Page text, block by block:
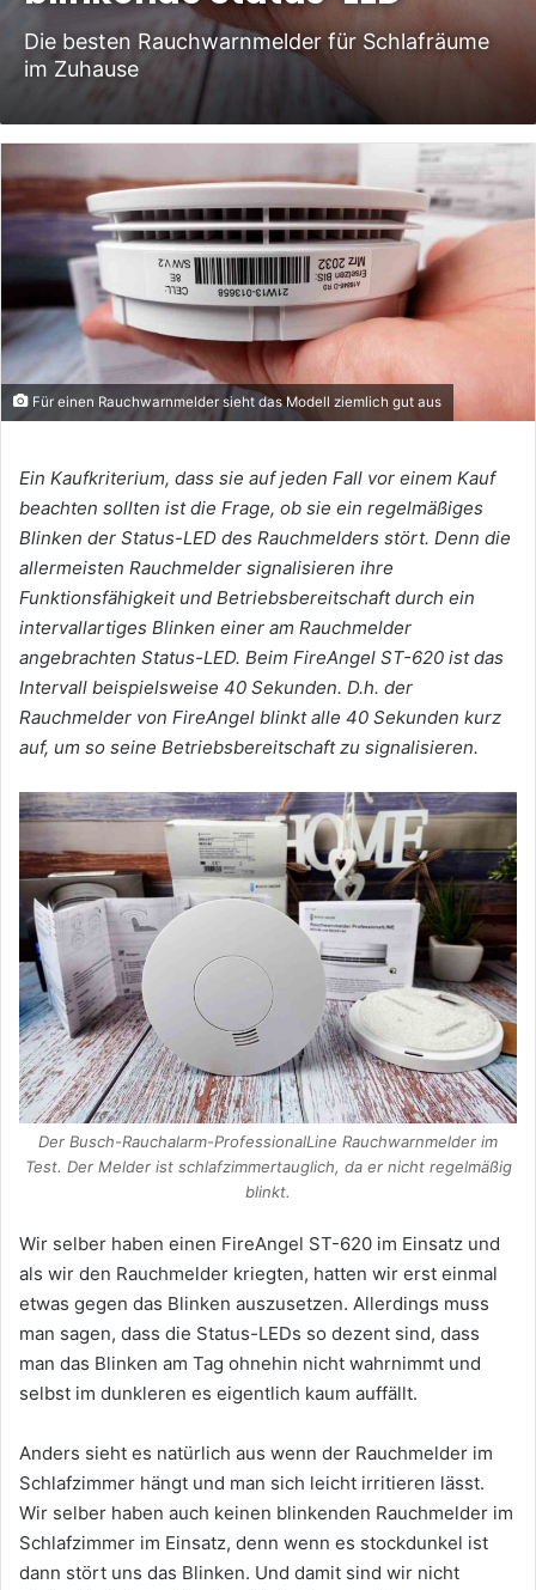
Die besten Rauchwarnmelder für Schlafräume
im Zuhause
Für einen Rauchwarnmelder sieht das Modell ziemlich gut aus
Ein Kaufkriterium, dass sie auf jeden Fall vor einem Kauf
beachten sollten ist die Frage, ob sie ein regelmäßiges
Blinken der Status-LED des Rauchmelders stört. Denn die
allermeisten Rauchmelder signalisieren ihre
Funktionsfähigkeit und Betriebsbereitschaft durch ein
intervallartiges Blinken einer am Rauchmelder
angebrachten Status-LED. Beim FireAngel ST-620 ist das
Intervall beispielsweise 40 Sekunden. D.h. der
Rauchmelder von FireAngel blinkt alle 40 Sekunden kurz
auf, um so seine Betriebsbereitschaft zu signalisieren.
Der Busch-Rauchalarm-ProfessionalLine Rauchwarnmelder im
Test. Der Melder ist schlafzimmertauglich, da er nicht regelmäßig
blinkt.
Wir selber haben einen FireAngel ST-620 im Einsatz und
als wir den Rauchmelder kriegten, hatten wir erst einmal
etwas gegen das Blinken auszusetzen. Allerdings muss
man sagen, dass die Status-LEDs so dezent sind, dass
man das Blinken am Tag ohnehin nicht wahrnimmt und
selbst im dunkleren es eigentlich kaum auffällt.
Anders sieht es natürlich aus wenn der Rauchmelder im
Schlafzimmer hängt und man sich leicht irritieren lässt.
Wir selber haben auch keinen blinkenden Rauchmelder im
Schlafzimmer im Einsatz, denn wenn es stockdunkel ist
dann stört uns das Blinken. Und damit sind wir nicht